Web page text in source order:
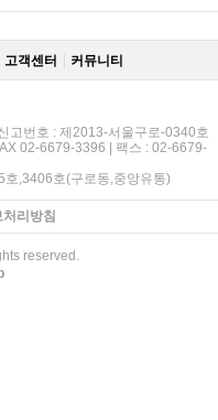
고객센터 커뮤니티
고번호 : 제2013-서울구로-0340호
02-6679-3396 | 팩스 : 02-6679-
,3406호(구로동,중앙유통)
처리방침
reserved.